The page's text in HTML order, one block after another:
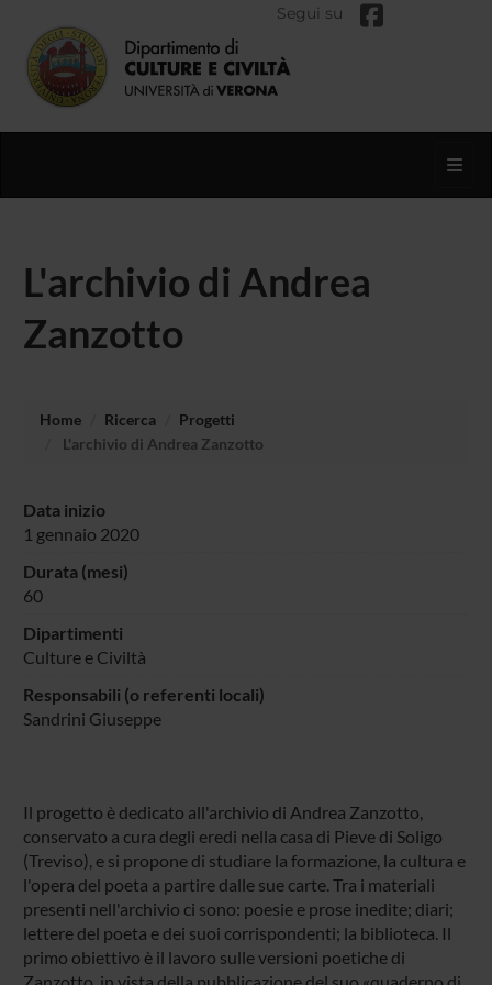
Segui su
L'archivio di Andrea
Zanzotto
Home Ricerca
Progetti
L'archivio di Andrea Zanzotto
Data inizio
1 gennaio 2020
Durata (mesi)
60
Dipartimenti
Culture e Civiltà
Responsabili (o referenti locali)
Sandrini Giuseppe
Il progetto è dedicato all'archivio di Andrea Zanzotto,
conservato a cura degli eredi nella casa di Pieve di Soligo
(Treviso), e si propone di studiare la formazione, la cultura e
l'opera del poeta a partire dalle sue carte. Tra i materiali
presenti nell'archivio ci sono: poesie e prose inedite; diari;
lettere del poeta e dei suoi corrispondenti; la biblioteca. Il
primo obiettivo è il lavoro sulle versioni poetiche di